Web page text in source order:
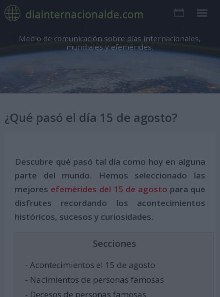
Medio de comunicación sobre días internacionales,
mundiales y efemérides.
¿Qué pasó el día 15 de agosto?
Descubre qué pasó tal día como hoy en alguna
parte del mundo. Hemos seleccionado las
mejores efemérides del 15 de agosto para que
disfrutes recordando los acontecimientos
históricos, sucesos y curiosidades.
Secciones
- Acontecimientos el 15 de agosto
- Nacimientos de personas famosas
- Decesos de personas famosas